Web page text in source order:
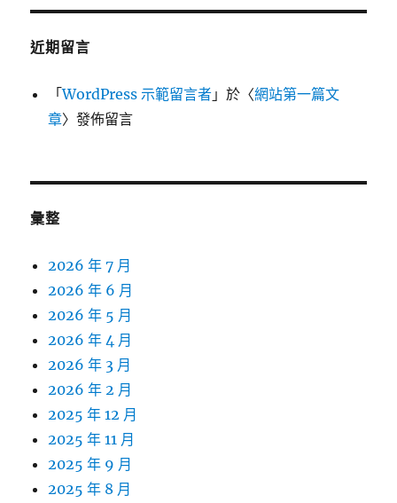
近期留言
「WordPress 示範留言者 」於〈網站第一篇文
章〉發佈留言
彙整
2026 年 7 月
2026 年 6 月
2026 年 5 月
2026 年 4 月
2026 年 3 月
2026 年 2 月
2025 年 12 月
2025 年 11 月
2025 年 9 月
2025 年 8 月